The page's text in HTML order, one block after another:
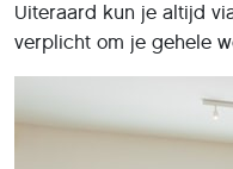
Uiteraard kun je altijd
verplicht om je gehele